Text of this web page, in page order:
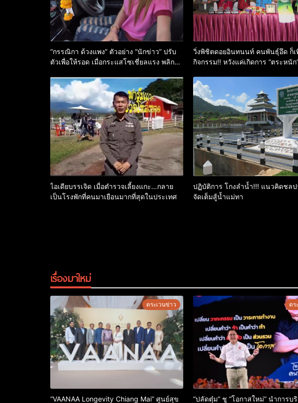
“กรรณิกา ด้วงแพง” ตัวอย่าง “นักข่าว” ปรับ
ตัวเพื่อให้รอด เมื่อกระแสโซเชี่ยลแรง พลิก
วิ่งพิชิตดอยอินทนนท์ คนพันธุ์อึด ก็เ
กิจกรรม!! หวังแค่เกิดการ “ตระหนัก
ไอเดียบรรเจิด เมื่อตำรวจเลี้ยงแกะ…กลาย
เป็นโรงพักที่คนมาเยือนมากที่สุดในประเทศ
ปฏิบัติการ โกงลำน้ำ!!! แนวคิดชล
จัดเต็มสู้น้ำแม่ทา
เรื่องมาใหม่
ตระเวนข่าว
“VAANAA Longevity Chiang Mai” ศูนย์สุข
ตร
“ปลัดตุ๋ม” ชู “โอกาสใหม่” นำการบ